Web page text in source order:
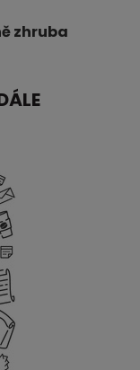
zhruba